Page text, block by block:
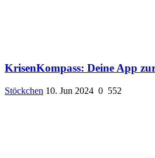
KrisenKompass: Deine App
Stöckchen 10. Jun 2024 0 552